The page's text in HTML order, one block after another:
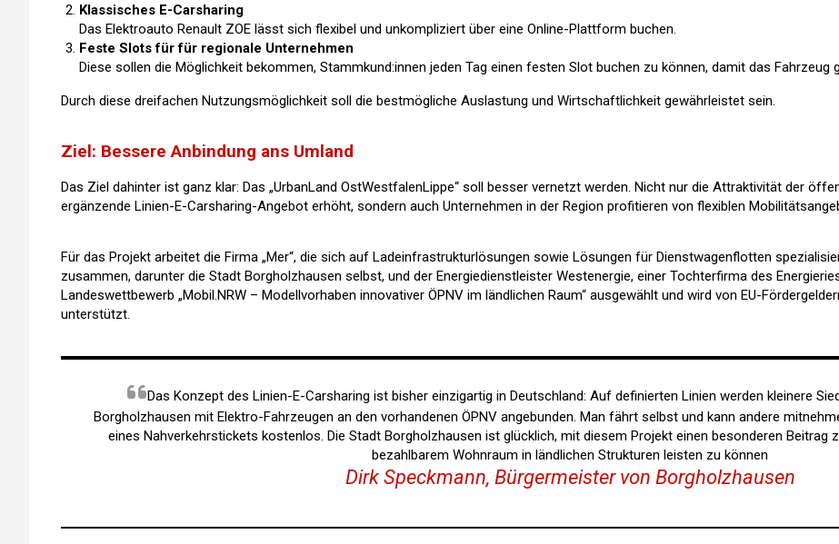
Klassisches E-Carsharing
Das Elektroauto Renault ZOE lässt sich flexibel und unkompliziert über eine Online-Plattform buchen.
Feste Slots für für regionale Unternehmen
Diese sollen die Möglichkeit bekommen, Stammkund:innen jeden Tag einen festen Slot buchen zu können, damit das Fahrzeug
Durch diese dreifachen Nutzungsmöglichkeit soll die bestmögliche Auslastung und Wirtschaftlichkeit gewährleistet sein.
Ziel: Bessere Anbindung ans Umland
Das Ziel dahinter ist ganz klar: Das „UrbanLand OstWestfalenLippe“ soll besser vernetzt werden. Nicht nur die Attraktivität der
ergänzende Linien-E-Carsharing-Angebot erhöht, sondern auch Unternehmen in der Region profitieren von flexiblen
Für das Projekt arbeitet die Firma „Mer“, die sich auf Ladeinfrastrukturlösungen sowie Lösungen für Dienstwagenflotten
zusammen, darunter die Stadt Borgholzhausen selbst, und der Energiedienstleister Westenergie, einer Tochterfirma des
Landeswettbewerb „Mobil.NRW – Modellvorhaben innovativer ÖPNV im ländlichen Raum“ ausgewählt und wird von EU-
unterstützt.
Das Konzept des Linien-E-Carsharing ist bisher einzigartig in Deutschland: Auf definierten Linien werden kleinere
Borgholzhausen mit Elektro-Fahrzeugen an den vorhandenen ÖPNV angebunden. Man fährt selbst und kann andere
eines Nahverkehrstickets kostenlos. Die Stadt Borgholzhausen ist glücklich, mit diesem Projekt einen besonderen Beitrag
bezahlbarem Wohnraum in ländlichen Strukturen leisten zu können
Dirk Speckmann, Bürgermeister von Borgholzhausen